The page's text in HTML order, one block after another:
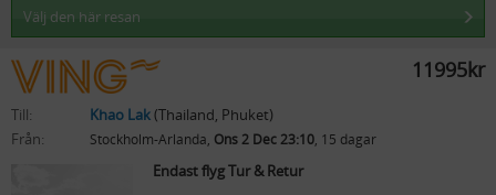
Välj den här resan
11995kr
Till: Khao Lak(Thailand, Phuket)
Från:
Stockholm-Arlanda, Ons 2 Dec 23:10, 15 dagar
Endast flyg Tur & Retur